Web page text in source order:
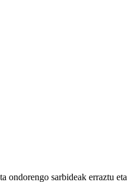
sarbideak erraztu